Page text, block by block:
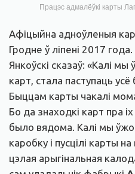
Працэс адмалёўкі карты
Афіцыйна адноўленыя
Гродне ў ліпені 2017
Янкоўскі сказаў: «Калі мы
карт, стала паступаць
Быццам карты чакалі
Бо да знаходкі карт пра
было вядома. Калі мы ўжо
каробку і пусцілі карты
цэлая арыгінальная